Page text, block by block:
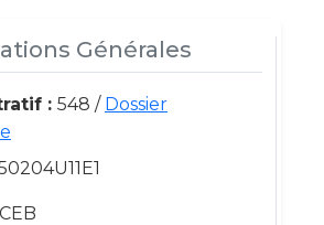
Générales
: 548 / Dossier
CEB